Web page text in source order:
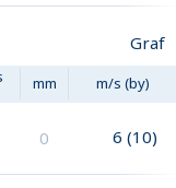
Graf
mm m/s (by)
0 6 (10)